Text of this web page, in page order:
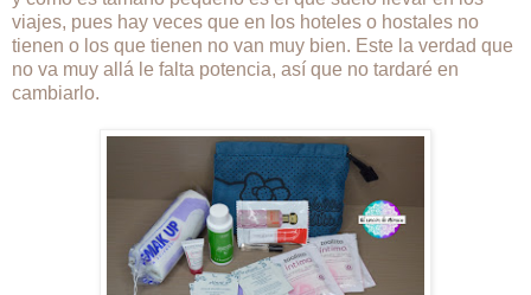
viajes, pues hay veces que en los hoteles o hostales no
tienen o los que tienen no van muy bien. Este la verdad que
no va muy allá le falta potencia, así que no tardaré en
cambiarlo.